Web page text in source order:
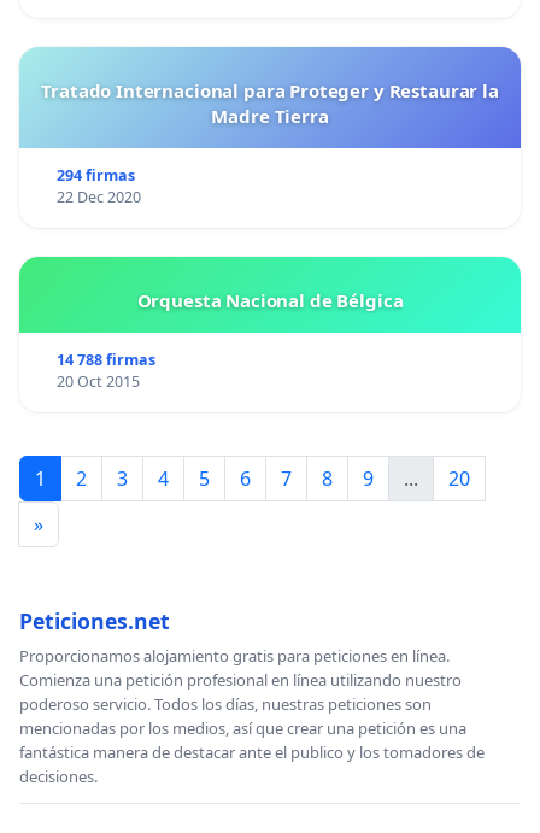
Tratado Internacional para Proteger y Restaurar la
Madre Tierra
294 firmas
22 Dec 2020
Orquesta Nacional de Bélgica
14 788 firmas
20 Oct 2015
1 2 3 4 5 6 7 8 9 ...
20
»
Peticiones.net
Proporcionamos alojamiento gratis para peticiones en línea.
Comienza una petición profesional en línea utilizando nuestro
poderoso servicio. Todos los días, nuestras peticiones son
mencionadas por los medios, así que crear una petición es una
fantástica manera de destacar ante el publico y los tomadores de
decisiones.